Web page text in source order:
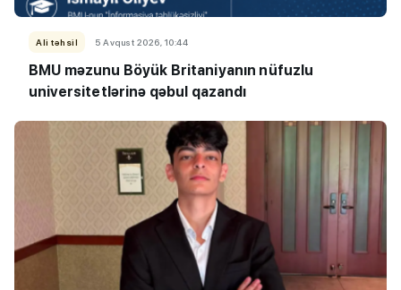
Ali təhsil 5 Avqust 2026, 10:44
BMU məzunu Böyük Britaniyanın nüfuzlu
universitetlərinə qəbul qazandı